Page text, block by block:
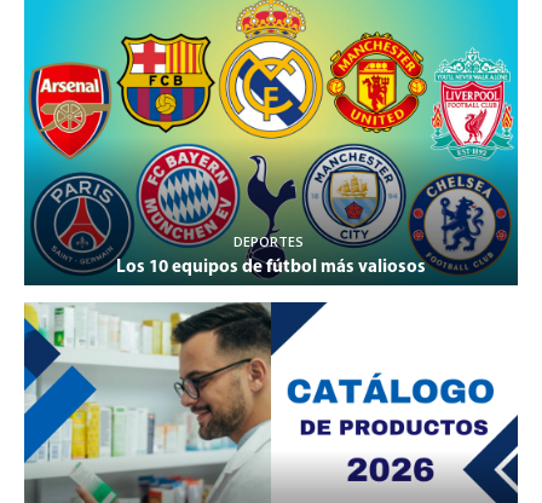
DEPORTES
Los 10 equipos de fútbol más valiosos